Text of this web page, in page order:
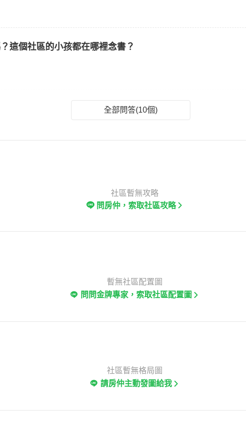
這個社區的小孩都在哪裡念書？
全部問答(10個)
社區暫無攻略
問房仲，索取社區攻略
暫無社區配置圖
問問金牌專家，索取社區配置圖
社區暫無格局圖
請房仲主動發圖給我